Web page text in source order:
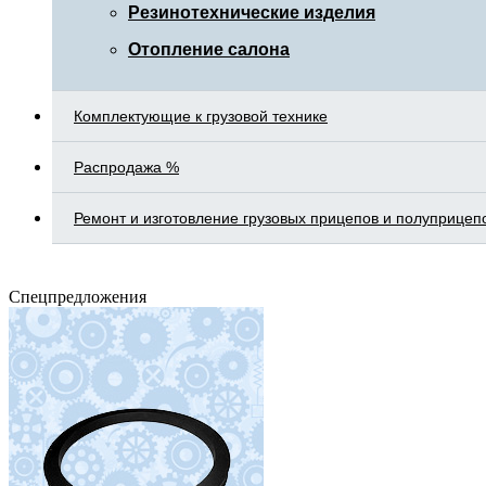
Резинотехнические изделия
Отопление салона
Комплектующие к грузовой технике
Распродажа %
Ремонт и изготовление грузовых прицепов и
Спецпредложения